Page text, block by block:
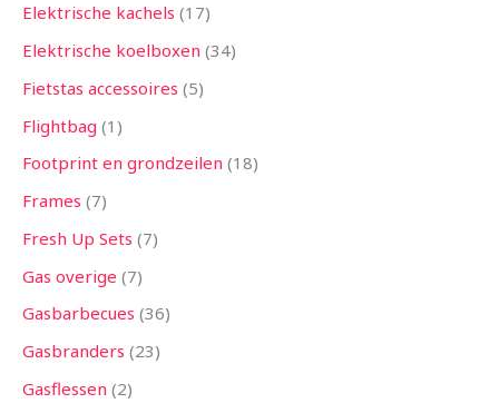
Elektrische kachels 17
Elektrische koelboxen 34
Fietstas accessoires 5
Flightbag 1
Footprint en grondzeilen 18
Frames 7
Fresh Up Sets 7
Gas overige 7
Gasbarbecues 36
Gasbranders 23
Gasflessen 2